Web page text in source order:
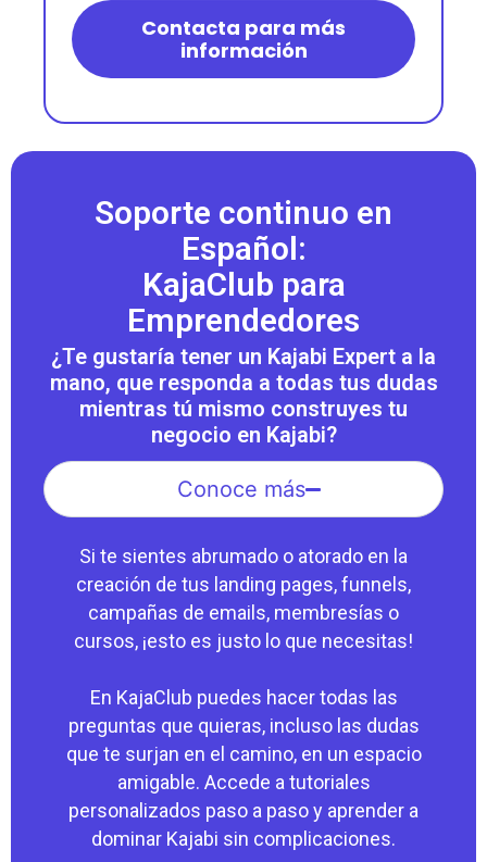
Contacta para más
información
Soporte continuo en
Español:
KajaClub para
Emprendedores
¿Te gustaría tener un Kajabi Expert a la
mano, que responda a todas tus dudas
mientras tú mismo construyes tu
negocio en Kajabi?
Conoce más
Si te sientes abrumado o atorado en la
creación de tus landing pages, funnels,
campañas de emails, membresías o
cursos, ¡esto es justo lo que necesitas!
En KajaClub puedes hacer todas las
preguntas que quieras, incluso las dudas
que te surjan en el camino, en un espacio
amigable. Accede a tutoriales
personalizados paso a paso y aprender a
dominar Kajabi sin complicaciones.